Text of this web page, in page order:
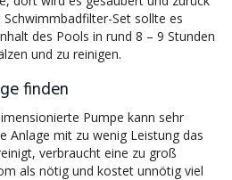
Set sollte es
des Pools in rund 8 – 9 Stunden
und zu reinigen.
finden
Pumpe kann sehr
Anlage mit zu wenig Leistung das
verbraucht eine zu groß
als nötig und kostet unnötig viel